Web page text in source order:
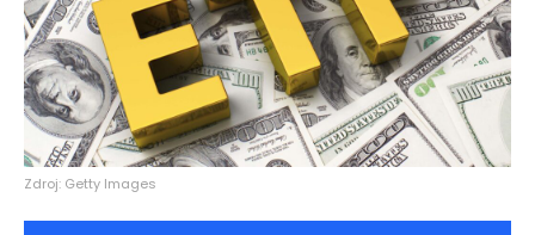
Zdroj: Getty Images